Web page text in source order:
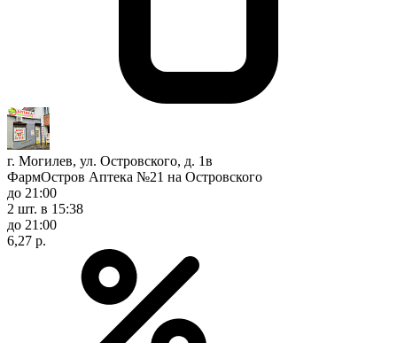
г. Могилев, ул. Островского, д. 1в
ФармОстров Аптека №21 на Островского
до 21:00
2 шт. в 15:38
до 21:00
6,27 р.